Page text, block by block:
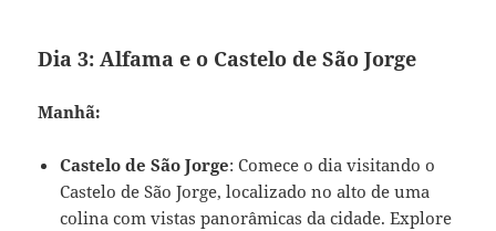
Dia 3: Alfama e o Castelo de São Jorge
Manhã:
Castelo de São Jorge: Comece o dia visitando o
Castelo de São Jorge, localizado no alto de uma
colina com vistas panorâmicas da cidade. Explore